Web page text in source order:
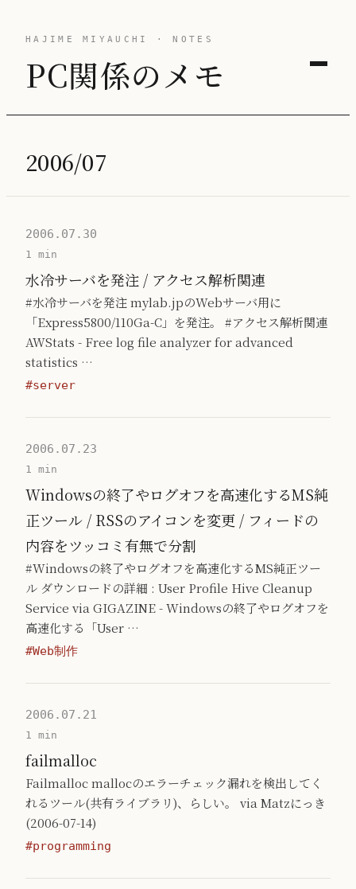
HAJIME MIYAUCHI · NOTES
PC関係のメモ
2006/07
2006.07.30
1 min
水冷サーバを発注 / アクセス解析関連
#水冷サーバを発注 mylab.jpのWebサーバ用に
「Express5800/110Ga-C」を発注。 #アクセス解析関連
AWStats - Free log file analyzer for advanced
statistics …
#server
2006.07.23
1 min
Windowsの終了やログオフを高速化するMS純
正ツール / RSSのアイコンを変更 / フィードの
内容をツッコミ有無で分割
#Windowsの終了やログオフを高速化するMS純正ツー
ル ダウンロードの詳細 : User Profile Hive Cleanup
Service via GIGAZINE - Windowsの終了やログオフを
高速化する「User …
#Web制作
2006.07.21
1 min
failmalloc
Failmalloc mallocのエラーチェック漏れを検出してく
れるツール(共有ライブラリ)、らしい。 via Matzにっき
(2006-07-14)
#programming